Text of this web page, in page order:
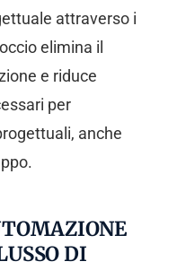
attraverso i
elimina il
e riduce
per
anche
DI